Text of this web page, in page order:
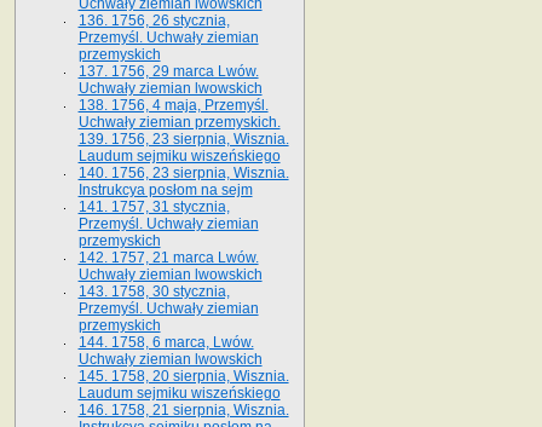
Uchwały ziemian lwowskich
136. 1756, 26 stycznia,
Przemyśl. Uchwały ziemian
przemyskich
137. 1756, 29 marca Lwów.
Uchwały ziemian lwowskich
138. 1756, 4 maja, Przemyśl.
Uchwały ziemian przemyskich.
139. 1756, 23 sierpnia, Wisznia.
Laudum sejmiku wiszeńskiego
140. 1756, 23 sierpnia, Wisznia.
Instrukcya posłom na sejm
141. 1757, 31 stycznia,
Przemyśl. Uchwały ziemian
przemyskich
142. 1757, 21 marca Lwów.
Uchwały ziemian lwowskich
143. 1758, 30 stycznia,
Przemyśl. Uchwały ziemian
przemyskich
144. 1758, 6 marca, Lwów.
Uchwały ziemian lwowskich
145. 1758, 20 sierpnia, Wisznia.
Laudum sejmiku wiszeńskiego
146. 1758, 21 sierpnia, Wisznia.